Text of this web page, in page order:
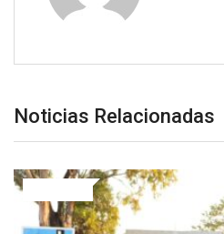
Noticias Relacionadas